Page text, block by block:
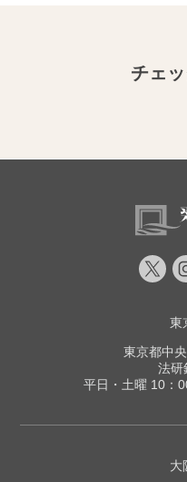
チェ
東
東京都中
法研
平日・土曜 10：
大